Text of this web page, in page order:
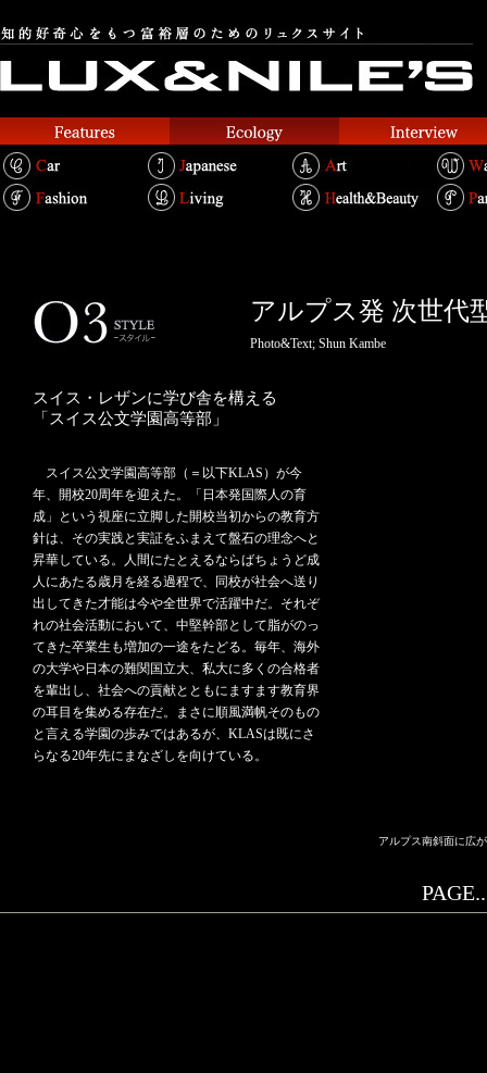
アルプス発 次世代
Photo&Text; Shun Kambe
スイス・レザンに学び舎を構える
「スイス公文学園高等部」
スイス公文学園高等部（＝以下KLAS）が今
年、開校20周年を迎えた。「日本発国際人の育
成」という視座に立脚した開校当初からの教育方
針は、その実践と実証をふまえて盤石の理念へと
昇華している。人間にたとえるならばちょうど成
人にあたる歳月を経る過程で、同校が社会へ送り
出してきた才能は今や全世界で活躍中だ。それぞ
れの社会活動において、中堅幹部として脂がのっ
てきた卒業生も増加の一途をたどる。毎年、海外
の大学や日本の難関国立大、私大に多くの合格者
を輩出し、社会への貢献とともにますます教育界
の耳目を集める存在だ。まさに順風満帆そのもの
と言える学園の歩みではあるが、KLASは既にさ
らなる20年先にまなざしを向けている。
アルプス南斜面に広